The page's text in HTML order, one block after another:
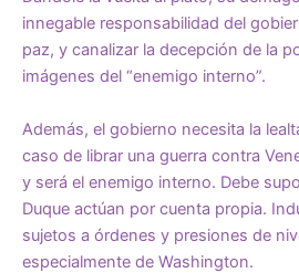
innegable responsabilidad del
paz, y canalizar la decepción de la
imágenes del “enemigo interno”.
Además, el gobierno necesita la
caso de librar una guerra contra
y será el enemigo interno. Debe
Duque actúan por cuenta propia.
sujetos a órdenes y presiones de
especialmente de Washington.